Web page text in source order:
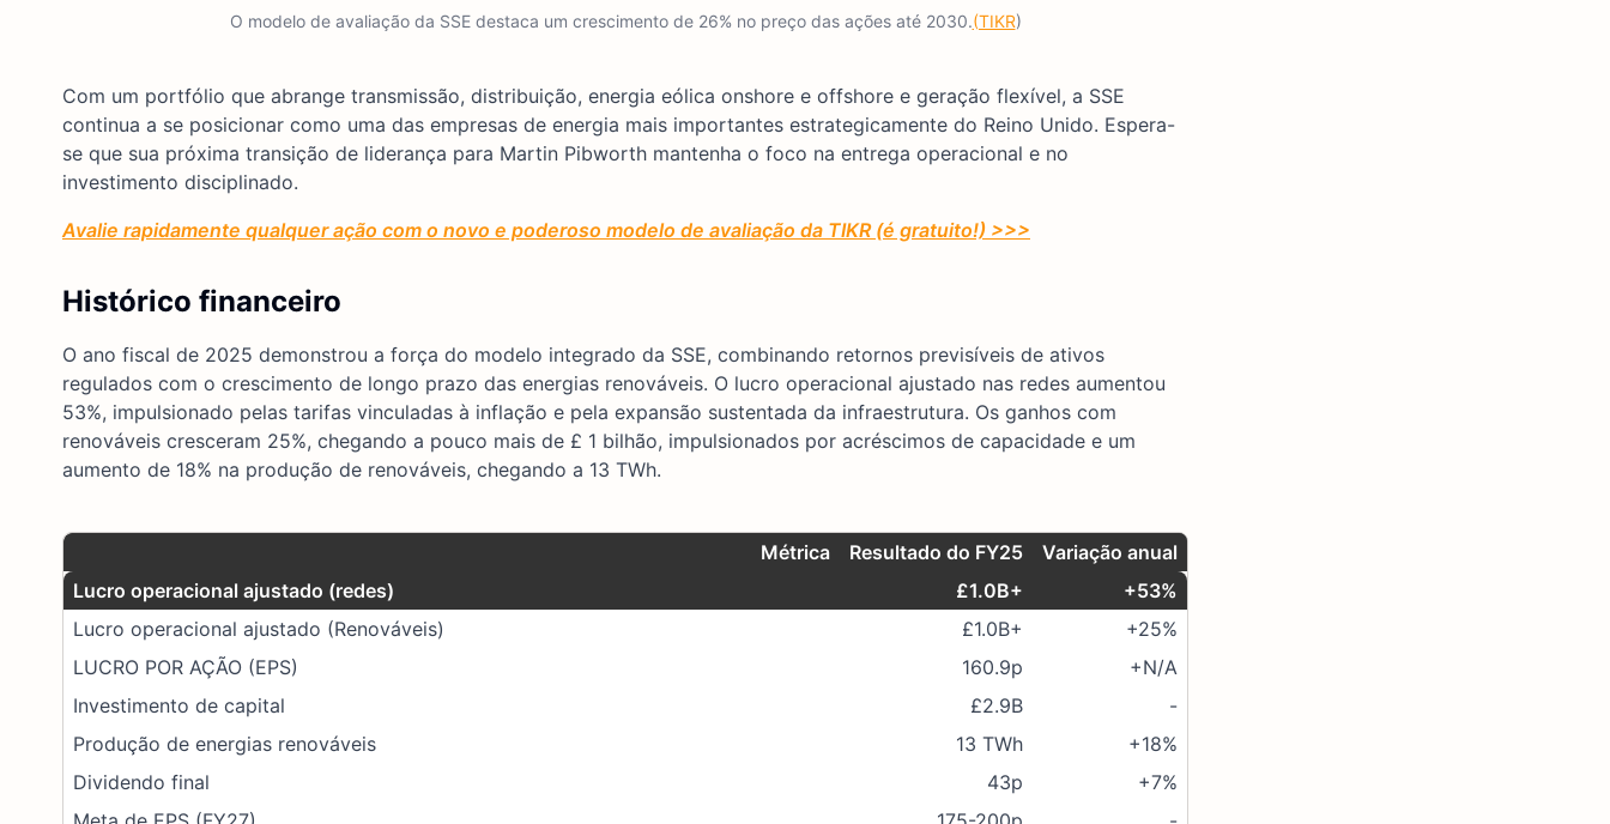
O modelo de avaliação da SSE destaca um crescimento de 26% no preço das ações até 2030.(TIKR)
Com um portfólio que abrange transmissão, distribuição, energia eólica onshore e offshore e geração flexível, a SSE
continua a se posicionar como uma das empresas de energia mais importantes estrategicamente do Reino Unido. Espera-
se que sua próxima transição de liderança para Martin Pibworth mantenha o foco na entrega operacional e no
investimento disciplinado.
Avalie rapidamente qualquer ação com o novo e poderoso modelo de avaliação da TIKR (é gratuito!) >>>
Histórico financeiro
O ano fiscal de 2025 demonstrou a força do modelo integrado da SSE, combinando retornos previsíveis de ativos
regulados com o crescimento de longo prazo das energias renováveis. O lucro operacional ajustado nas redes aumentou
53%, impulsionado pelas tarifas vinculadas à inflação e pela expansão sustentada da infraestrutura. Os ganhos com
renováveis cresceram 25%, chegando a pouco mais de £ 1 bilhão, impulsionados por acréscimos de capacidade e um
aumento de 18% na produção de renováveis, chegando a 13 TWh.
Métrica Resultado do FY25
Variação anual
Lucro operacional ajustado (redes)
£1.0B+
+53%
Lucro operacional ajustado (Renováveis)
£1.0B+
+25%
LUCRO POR AÇÃO (EPS)
160.9p
+N/A
Investimento de capital
£2.9B
-
Produção de energias renováveis
13 TWh
+18%
Dividendo final
43p
+7%